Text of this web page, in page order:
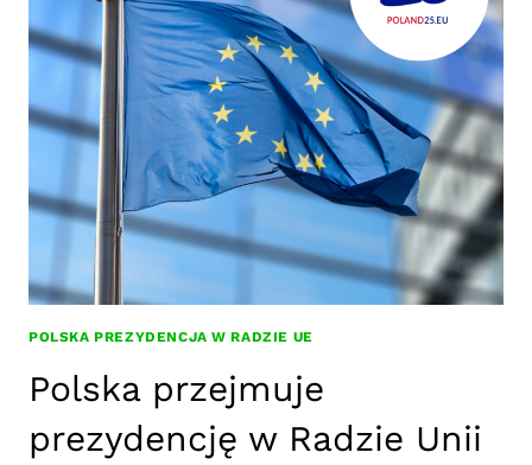
UE:
DLACZEGO
PREZYDENCJA
JEST
WAŻNA?
POLSKA PREZYDENCJA W RADZIE UE
Polska przejmuje
prezydencję w Radzie Unii